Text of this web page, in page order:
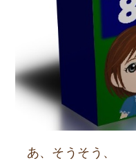
あ、そうそう、